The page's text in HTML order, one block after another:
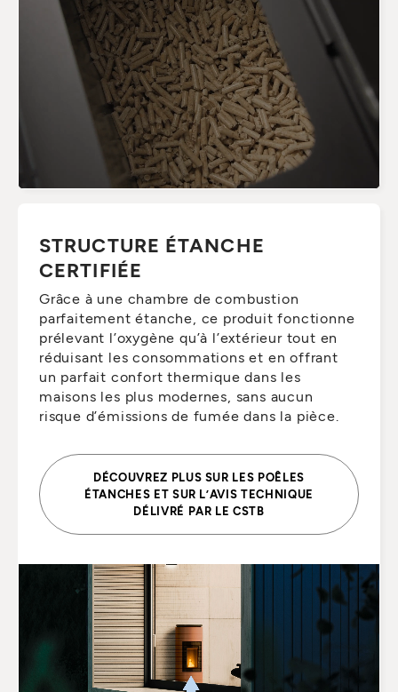
STRUCTURE ÉTANCHE
CERTIFIÉE
Grâce à une chambre de combustion
parfaitement étanche, ce produit fonctionne
prélevant l’oxygène qu’à l’extérieur tout en
réduisant les consommations et en offrant
un parfait confort thermique dans les
maisons les plus modernes, sans aucun
risque d’émissions de fumée dans la pièce.
DÉCOUVREZ PLUS SUR LES POÊLES
ÉTANCHES ET SUR L’AVIS TECHNIQUE
DÉLIVRÉ PAR LE CSTB